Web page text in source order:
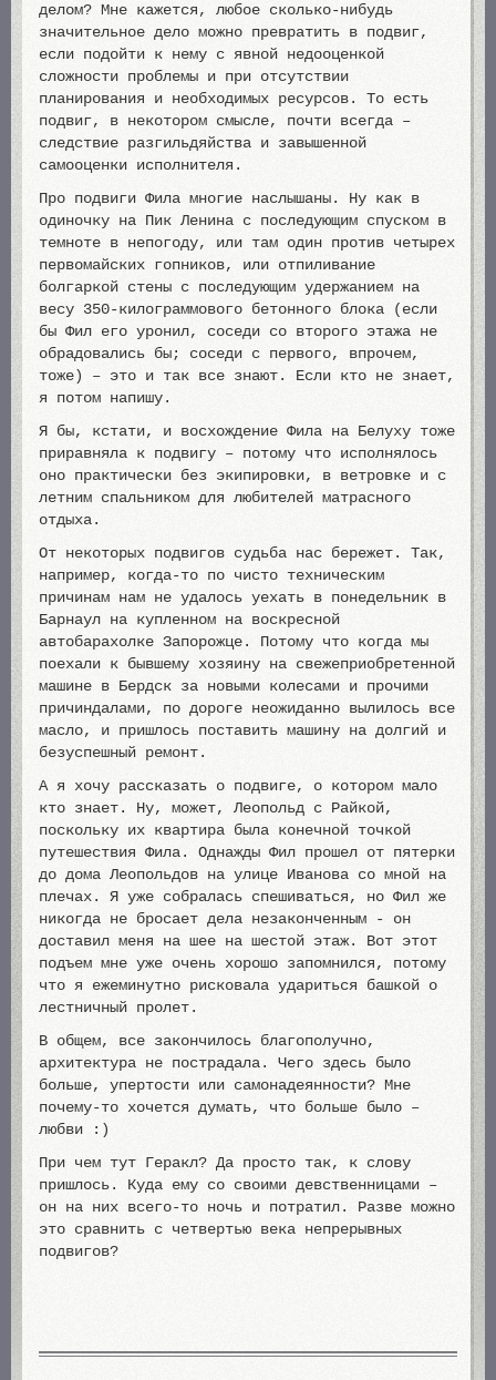
делом? Мне кажется, любое сколько-нибудь
значительное дело можно превратить в подвиг,
если подойти к нему с явной недооценкой
сложности проблемы и при отсутствии
планирования и необходимых ресурсов. То есть
подвиг, в некотором смысле, почти всегда –
следствие разгильдяйства и завышенной
самооценки исполнителя.
Про подвиги Фила многие наслышаны. Ну как в
одиночку на Пик Ленина с последующим спуском в
темноте в непогоду, или там один против четырех
первомайских гопников, или отпиливание
болгаркой стены с последующим удержанием на
весу 350-килограммового бетонного блока (если
бы Фил его уронил, соседи со второго этажа не
обрадовались бы; соседи с первого, впрочем,
тоже) – это и так все знают. Если кто не знает,
я потом напишу.
Я бы, кстати, и восхождение Фила на Белуху тоже
приравняла к подвигу – потому что исполнялось
оно практически без экипировки, в ветровке и с
летним спальником для любителей матрасного
отдыха.
От некоторых подвигов судьба нас бережет. Так,
например, когда-то по чисто техническим
причинам нам не удалось уехать в понедельник в
Барнаул на купленном на воскресной
автобарахолке Запорожце. Потому что когда мы
поехали к бывшему хозяину на свежеприобретенной
машине в Бердск за новыми колесами и прочими
причиндалами, по дороге неожиданно вылилось все
масло, и пришлось поставить машину на долгий и
безуспешный ремонт.
А я хочу рассказать о подвиге, о котором мало
кто знает. Ну, может, Леопольд с Райкой,
поскольку их квартира была конечной точкой
путешествия Фила. Однажды Фил прошел от пятерки
до дома Леопольдов на улице Иванова со мной на
плечах. Я уже собралась спешиваться, но Фил же
никогда не бросает дела незаконченным - он
доставил меня на шее на шестой этаж. Вот этот
подъем мне уже очень хорошо запомнился, потому
что я ежеминутно рисковала удариться башкой о
лестничный пролет.
В общем, все закончилось благополучно,
архитектура не пострадала. Чего здесь было
больше, упертости или самонадеянности? Мне
почему-то хочется думать, что больше было –
любви :)
При чем тут Геракл? Да просто так, к слову
пришлось. Куда ему со своими девственницами –
он на них всего-то ночь и потратил. Разве можно
это сравнить с четвертью века непрерывных
подвигов?